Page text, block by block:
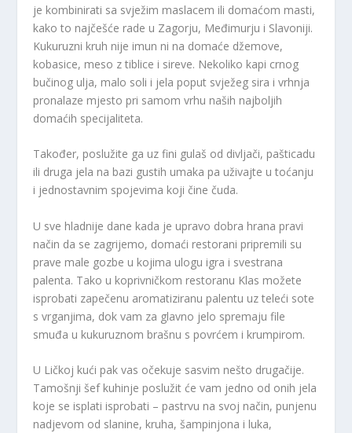
je kombinirati sa svježim maslacem ili domaćom masti,
kako to najčešće rade u Zagorju, Međimurju i Slavoniji.
Kukuruzni kruh nije imun ni na domaće džemove,
kobasice, meso z tiblice i sireve. Nekoliko kapi crnog
bučinog ulja, malo soli i jela poput svježeg sira i vrhnja
pronalaze mjesto pri samom vrhu naših najboljih
domaćih specijaliteta.
Također, poslužite ga uz fini gulaš od divljači, pašticadu
ili druga jela na bazi gustih umaka pa uživajte u toćanju
i jednostavnim spojevima koji čine čuda.
U sve hladnije dane kada je upravo dobra hrana pravi
način da se zagrijemo, domaći restorani pripremili su
prave male gozbe u kojima ulogu igra i svestrana
palenta. Tako u koprivničkom restoranu Klas možete
isprobati zapečenu aromatiziranu palentu uz teleći sote
s vrganjima, dok vam za glavno jelo spremaju file
smuđa u kukuruznom brašnu s povrćem i krumpirom.
U Ličkoj kući pak vas očekuje sasvim nešto drugačije.
Tamošnji šef kuhinje poslužit će vam jedno od onih jela
koje se isplati isprobati – pastrvu na svoj način, punjenu
nadjevom od slanine, kruha, šampinjona i luka,